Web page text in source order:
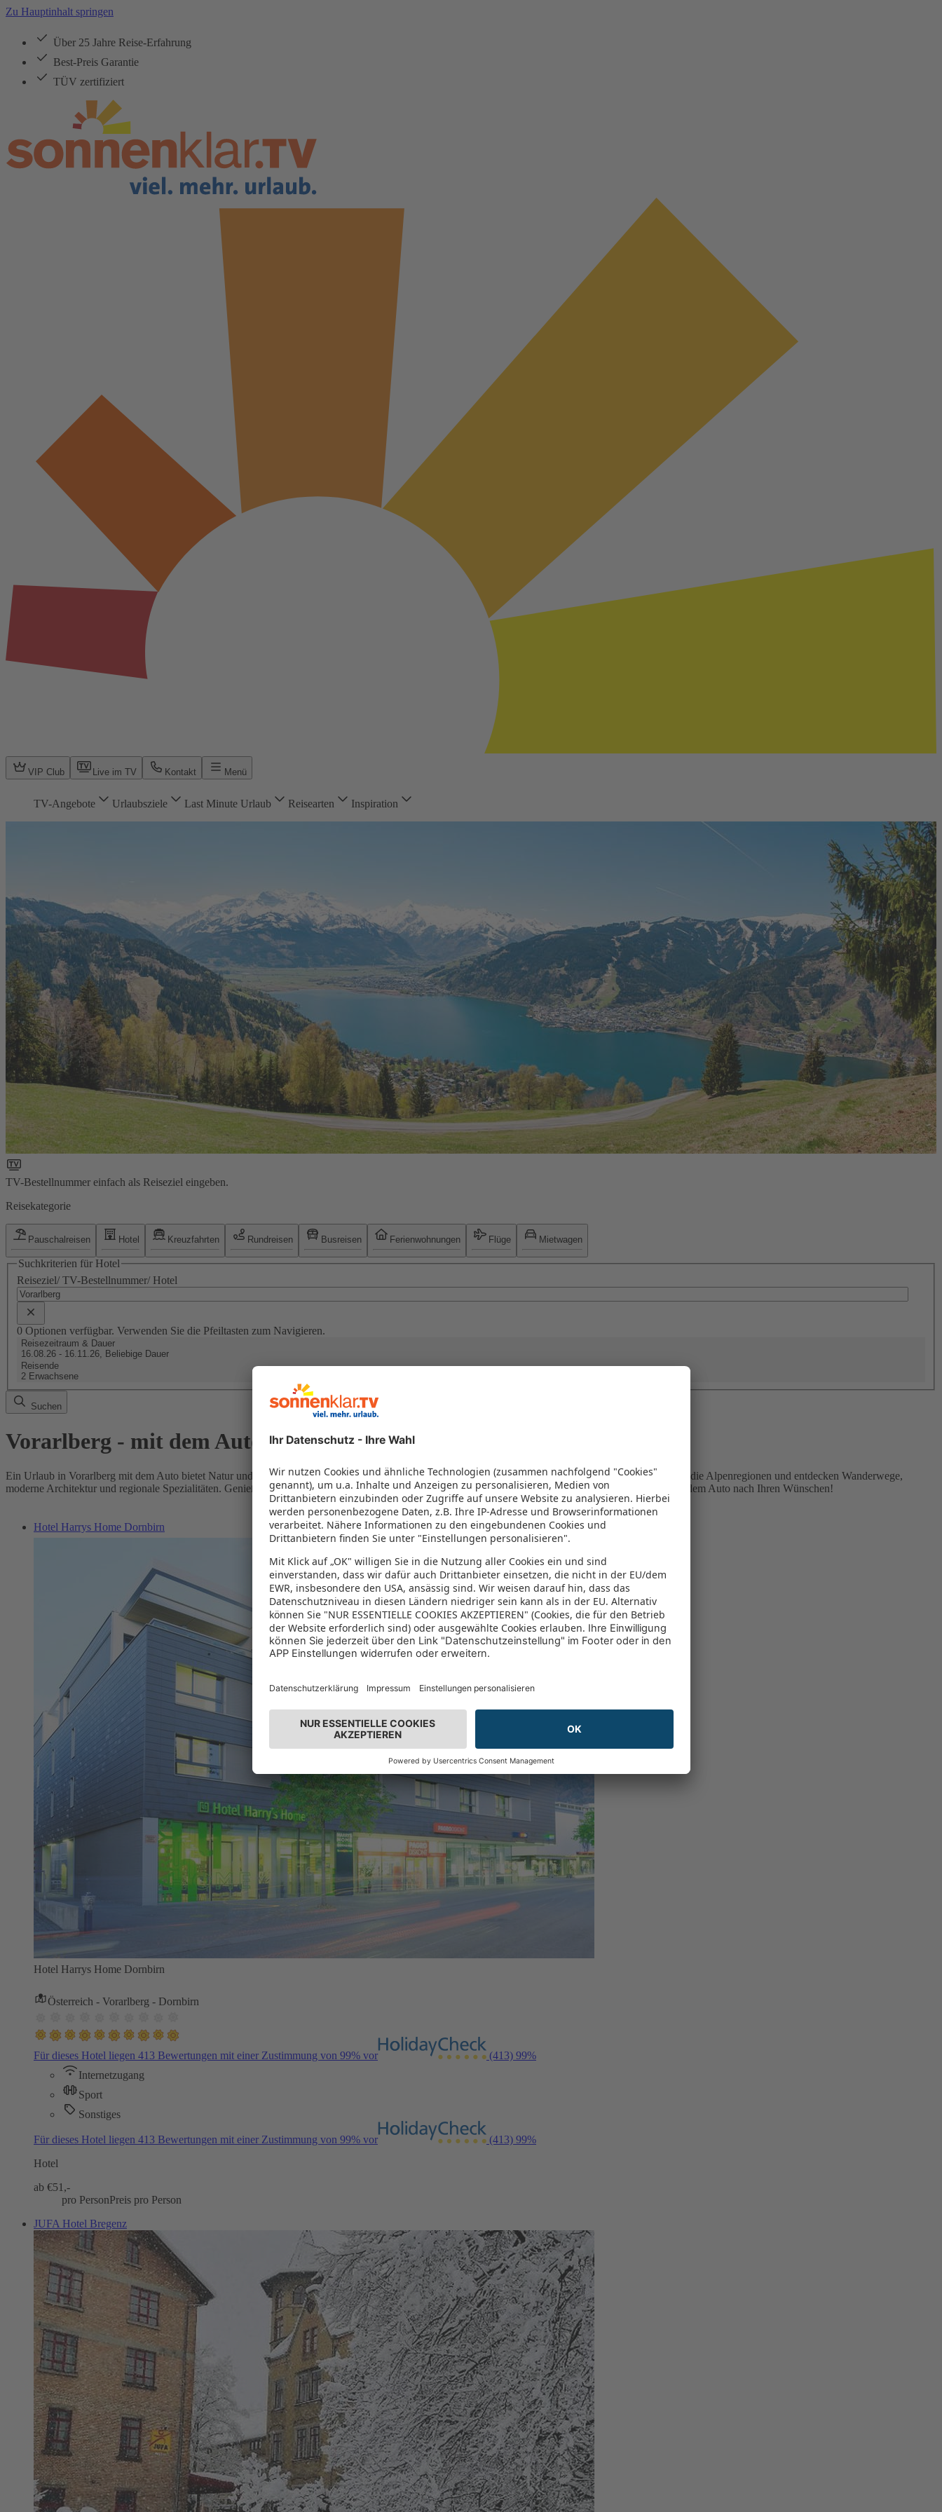
Zu Hauptinhalt springen
Über 25 Jahre Reise-Erfahrung
Best-Preis Garantie
TÜV zertifiziert
VIP Club Live im TV Kontakt Menü
TV-Angebote Urlaubsziele Last Minute Urlaub Reisearten Inspiration
TV-Bestellnummer einfach als Reiseziel eingeben.
Reisekategorie
Pauschalreisen Hotel Kreuzfahrten Rundreisen Busreisen Ferienwohnungen Flüge Mietwagen
Suchkriterien für Hotel
Reiseziel/ TV-Bestellnummer/ Hotel
0 Optionen verfügbar. Verwenden Sie die Pfeiltasten zum Navigieren.
Reisezeitraum & Dauer
16.08.26 - 16.11.26, Beliebige Dauer
Reisende
2 Erwachsene
Suchen
Vorarlberg - mit dem Auto in den Urlaub
Ein Urlaub in Vorarlberg mit dem Auto bietet Natur und Kultur in perfekter Harmonie! Mit der eigenen Anreise erreichen Sie den Bodensee, Bregenz oder die Alpenregionen und entdecken Wanderwege,
moderne Architektur und regionale Spezialitäten. Genießen Sie die Flexibilität und Vielfalt dieser Region. Buchen Sie jetzt und erleben Sie Vorarlberg mit dem Auto nach Ihren Wünschen!
Hotel Harrys Home Dornbirn
Hotel Harrys Home Dornbirn
Österreich - Vorarlberg - Dornbirn
Für dieses Hotel liegen 413 Bewertungen mit einer Zustimmung von 99% vor (413) 99%
Internetzugang
Sport
Sonstiges
Für dieses Hotel liegen 413 Bewertungen mit einer Zustimmung von 99% vor (413) 99%
Hotel
ab €51,-
pro PersonPreis pro Person
JUFA Hotel Bregenz